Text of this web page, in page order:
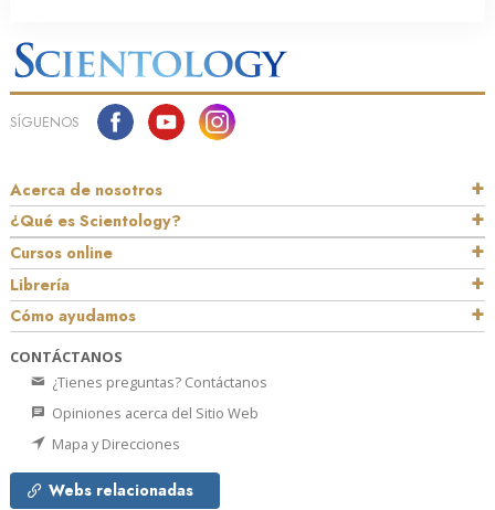
SÍGUENOS
Acerca de nosotros
¿Qué es Scientology?
Cursos online
Librería
Cómo ayudamos
CONTÁCTANOS
¿Tienes preguntas? Contáctanos
Opiniones acerca del Sitio Web
Mapa y Direcciones
Webs relacionadas